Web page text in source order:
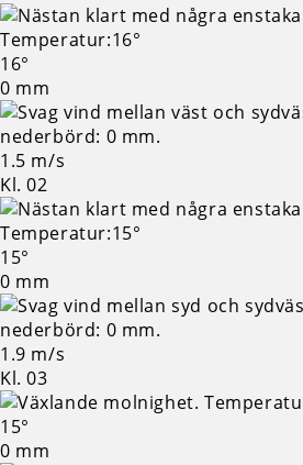
16°
0 mm
1.5 m/s
Kl. 02
15°
0 mm
1.9 m/s
Kl. 03
15°
0 mm